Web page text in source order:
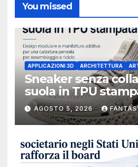
You missed
APPLICAZIONI 3D ARCHITETTURA
Sneaker senza
suola in TPU
AGOSTO 5, 2026